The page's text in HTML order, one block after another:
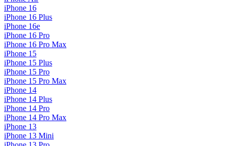
iPhone 16
iPhone 16 Plus
iPhone 16e
iPhone 16 Pro
iPhone 16 Pro Max
iPhone 15
iPhone 15 Plus
iPhone 15 Pro
iPhone 15 Pro Max
iPhone 14
iPhone 14 Plus
iPhone 14 Pro
iPhone 14 Pro Max
iPhone 13
iPhone 13 Mini